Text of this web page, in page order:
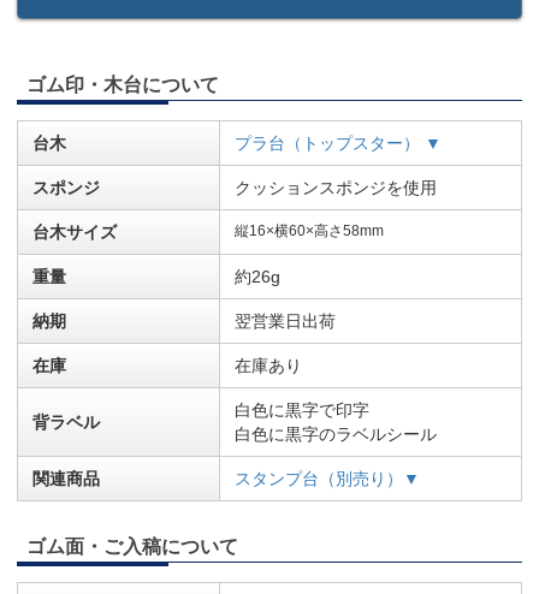
ゴム印・木台について
台木 プラ台（トップスター） ▼
スポンジ クッションスポンジを使用
台木サイズ 縦16×横60×高さ58mm
重量 約26g
納期 翌営業日出荷
在庫 在庫あり
背ラベル
白色に黒字で印字
白色に黒字のラベルシール
関連商品 スタンプ台（別売り）▼
ゴム面・ご入稿について